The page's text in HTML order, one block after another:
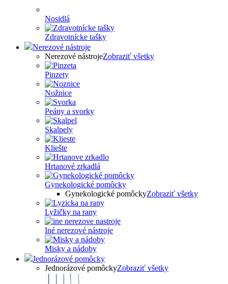
Nosidlá
Zdravotnícke tašky
Nerezové nástroje
Nerezové nástrojeZobraziť všetky
Pinzety
Nožnice
Peány a svorky
Skalpely
Kliešte
Hrtanové zrkadlá
Gynekologické pomôcky
Gynekologické pomôckyZobraziť všetky
Lyžičky na rany
Iné nerezové nástroje
Misky a nádoby
Jednorázové pomôcky
Jednorázové pomôckyZobraziť všetky